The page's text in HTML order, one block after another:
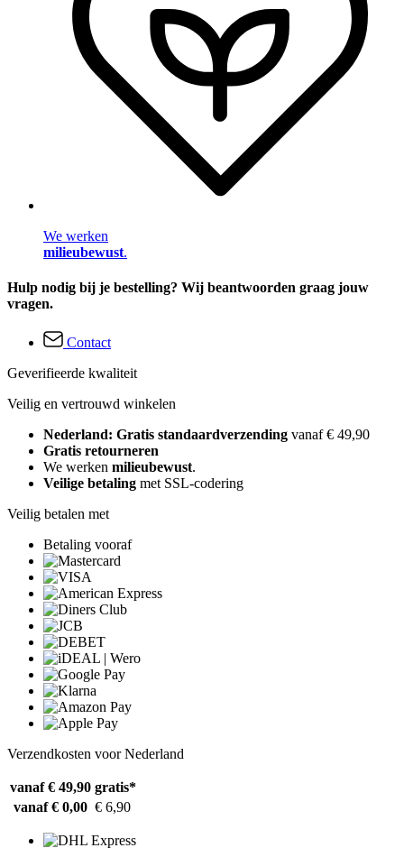
We werken
milieubewust.
Hulp nodig bij je bestelling? Wij beantwoorden graag jouw
vragen.
Contact
Geverifieerde kwaliteit
Veilig en vertrouwd winkelen
Nederland: Gratis standaardverzending vanaf € 49,90
Gratis retourneren
We werken milieubewust.
Veilige betaling met SSL-codering
Veilig betalen met
Betaling vooraf
Verzendkosten voor Nederland
vanaf € 49,90 gratis*
vanaf € 0,00 € 6,90